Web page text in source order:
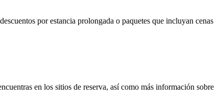
por estancia prolongada o paquetes que incluyan cenas
en los sitios de reserva, así como más información sobre